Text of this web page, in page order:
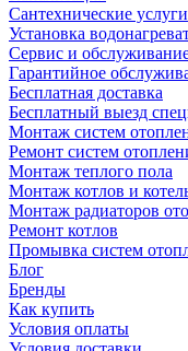
Сантехнические услуги
Установка
Сервис и
Гарантийное
Бесплатная доставка
Бесплатный выезд
Монтаж систем
Ремонт систем
Монтаж теплого пола
Монтаж котлов и
Монтаж радиаторов
Ремонт котлов
Промывка систем
Блог
Бренды
Как купить
Условия оплаты